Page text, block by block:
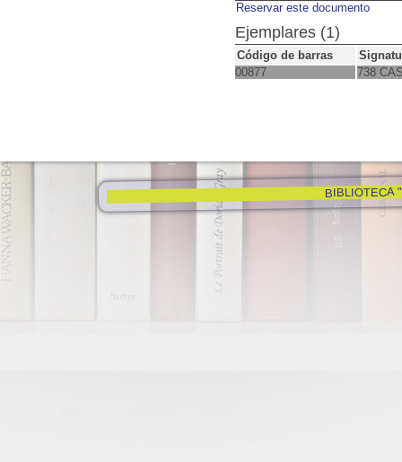
Reservar este documento
Ejemplares (1)
Código de barras
00877
738
BIBLIOTECA